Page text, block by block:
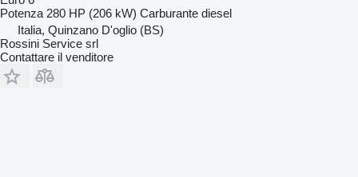
Potenza 280 HP (206 kW) Carburante diesel
Italia, Quinzano D'oglio (BS)
Rossini Service srl
Contattare il venditore